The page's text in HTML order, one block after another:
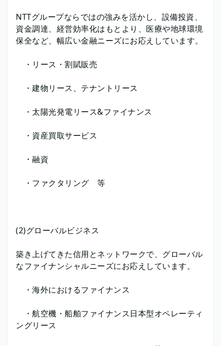
NTTグループならではの強みを活かし、設備投資、
資金調達、経営効率化はもとより、医療や地球環境
保全など、幅広い金融ニーズにお応えしています。
・リース・割賦販売
・建物リース、テナントリース
・太陽光発電リース&ファイナンス
・資産買取サービス
・融資
・ファクタリング 等
(2)グローバルビジネス
築き上げてきた信用とネットワークで、グローバル
なファイナンシャルニーズにお応えしています。
・海外におけるファイナンス
・航空機・船舶ファイナンス日本型オペレーティ
ングリース